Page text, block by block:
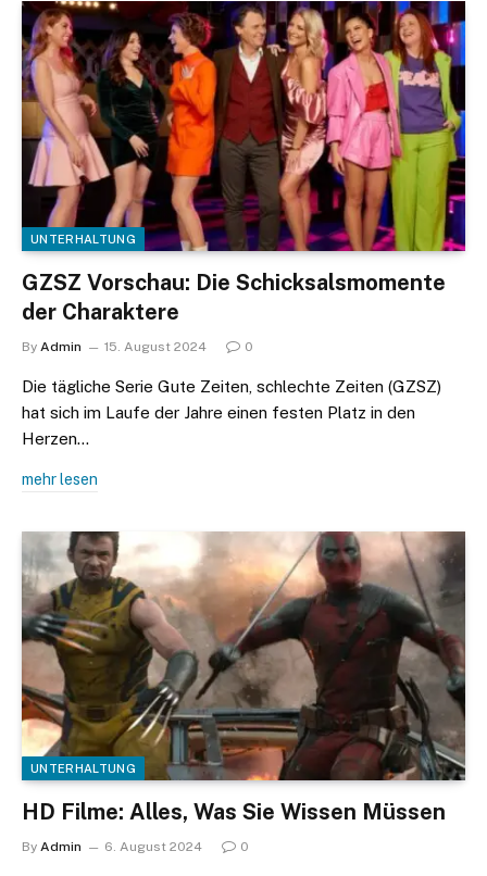
UNTERHALTUNG
GZSZ Vorschau: Die Schicksalsmomente
der Charaktere
By Admin 15. August 2024 0
Die tägliche Serie Gute Zeiten, schlechte Zeiten (GZSZ)
hat sich im Laufe der Jahre einen festen Platz in den
Herzen…
mehr lesen
UNTERHALTUNG
HD Filme: Alles, Was Sie Wissen Müssen
By Admin 6. August 2024 0